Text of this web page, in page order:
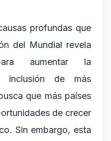
profundas que
del Mundial revela
aumentar la
inclusión de más
que más países
de crecer
Sin embargo, esta